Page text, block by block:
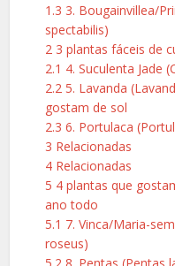
1.3 3. Bougainvillea/
spectabilis)
2 3 plantas fáceis de
2.1 4. Suculenta Jade
2.2 5. Lavanda
gostam de sol
2.3 6. Portulaca
3 Relacionadas
4 Relacionadas
5 4 plantas que
ano todo
5.1 7. Vinca/Maria-
roseus)
5.2 8. Pentas (Pentas